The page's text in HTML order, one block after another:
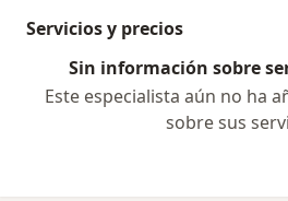
Servicios y precios
Sin información sobre
Este especialista aún no ha
sobre sus